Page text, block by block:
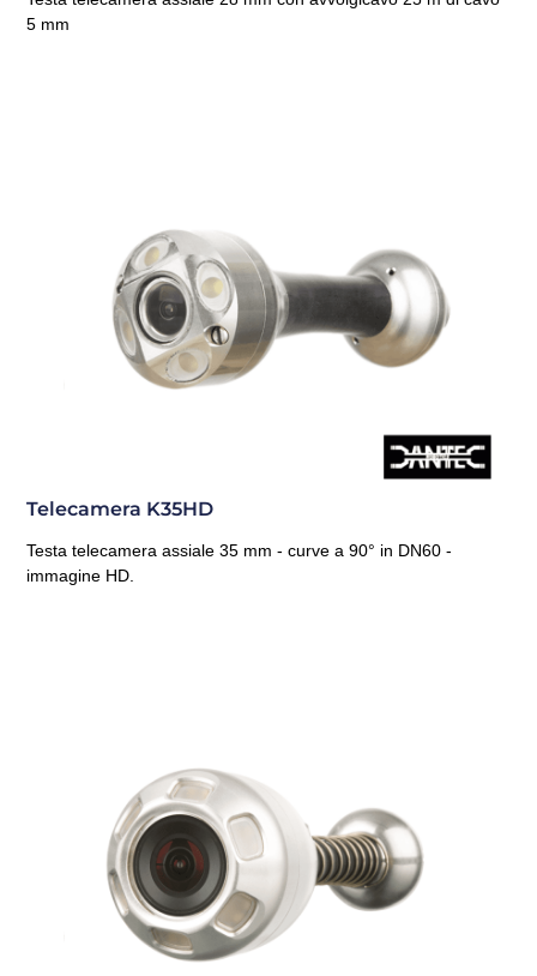
5 mm
Telecamera K35HD
Testa telecamera assiale 35 mm - curve a 90° in DN60 -
immagine HD.